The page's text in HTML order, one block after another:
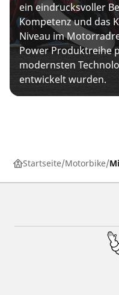
ein eindrucksvoller
Kompetenz und das
Niveau im
Power Produktreihe
modernsten
entwickelt wurden.
Startseite Motorbike